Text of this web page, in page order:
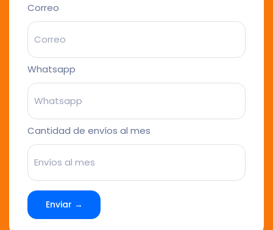
Correo
Whatsapp
Cantidad de envíos al mes
Enviar →